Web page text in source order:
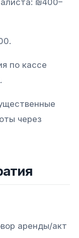
₪400–
по кассе
через
аренды/акт